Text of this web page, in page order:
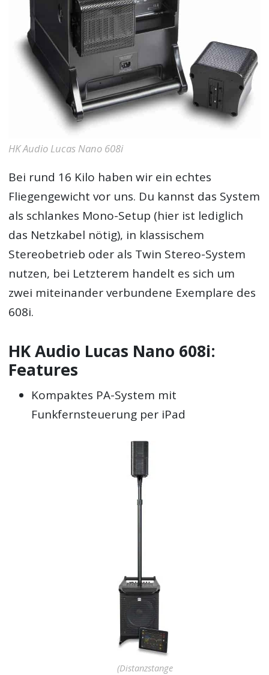
HK Audio Lucas Nano 608i
Bei rund 16 Kilo haben wir ein echtes
Fliegengewicht vor uns. Du kannst das System
als schlankes Mono-Setup (hier ist lediglich
das Netzkabel nötig), in klassischem
Stereobetrieb oder als Twin Stereo-System
nutzen, bei Letzterem handelt es sich um
zwei miteinander verbundene Exemplare des
608i.
HK Audio Lucas Nano 608i:
Features
Kompaktes PA-System mit
Funkfernsteuerung per iPad
(Distanzstange